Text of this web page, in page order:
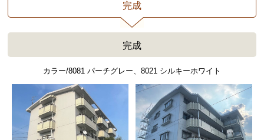
完成
完成
カラー/8081 パーチグレー、8021 シルキーホワイト